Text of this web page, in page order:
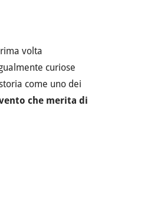
volta
curiose
come uno dei
che merita di